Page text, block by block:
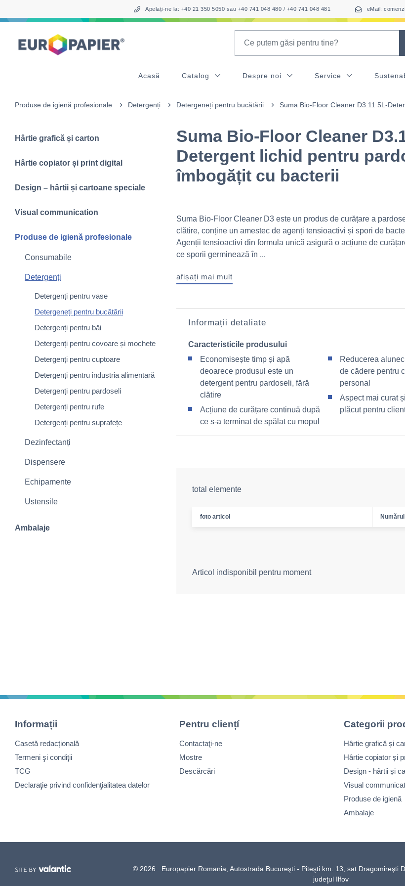
Apelați-ne la: +40 21 350 5050 sau +40 741 048 480 / +40 741 048 481 eMail:
Acasă Catalog Despre noi Service
Produse de igienă profesionale Detergenți Detergeneți pentru bucătării Suma Bio-Floor Cleaner D3.11 5L-
Hârtie grafică și carton
Hârtie copiator și print digital
Design – hârtii și cartoane speciale
Visual communication
Produse de igienă profesionale
Consumabile
Detergenți
Detergenți pentru vase
Detergeneți pentru bucătării
Detergenți pentru băi
Detergenți pentru covoare și mochete
Detergenți pentru cuptoare
Detergenți pentru industria alimentară
Detergenți pentru pardoseli
Detergenți pentru rufe
Detergenți pentru suprafețe
Dezinfectanți
Dispensere
Echipamente
Ustensile
Ambalaje
Suma Bio-Floor Cleaner
Detergent lichid pentru
îmbogățit cu bacterii
Suma Bio-Floor Cleaner D3 este un produs de curățare a
clătire, conține un amestec de agenți tensioactivi și spori de
Agenții tensioactivi din formula unică asigură o acțiune de
ce sporii germinează în ...
afișați mai mult
Informații detaliate
Caracteristicile produsului
Economisește timp și apă
deoarece produsul este un
detergent pentru pardoseli, fără
clătire
Acțiune de curățare continuă după
ce s-a terminat de spălat cu mopul
Reducerea
de cădere pentru
personal
Aspect mai curat
plăcut pentru
total elemente
foto articol
Articol indisponibil pentru moment
Informații
Casetă redacțională
Termeni şi condiţii
TCG
Declaraţie privind confidenţialitatea datelor
Pentru cliențí
Contactaţi-ne
Mostre
Descărcări
Categorii
Hârtie grafică și
Hârtie copiator și
Design - hârtii și
Visual
Produse de igienă
Ambalaje
© 2026 Europapier Romania, Autostrada Bucureşti - Piteşti km. 13, sat Dragomireşti
judeţul Ilfov